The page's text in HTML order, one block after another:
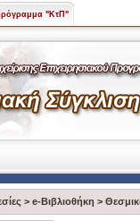
"ΚτΠ"
> e-Βιβλιοθήκη >